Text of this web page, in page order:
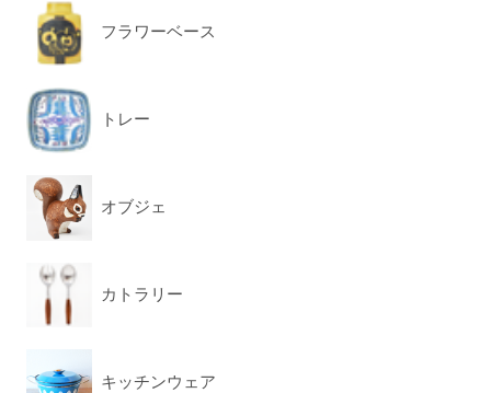
フラワーベース
トレー
オブジェ
カトラリー
キッチンウェア